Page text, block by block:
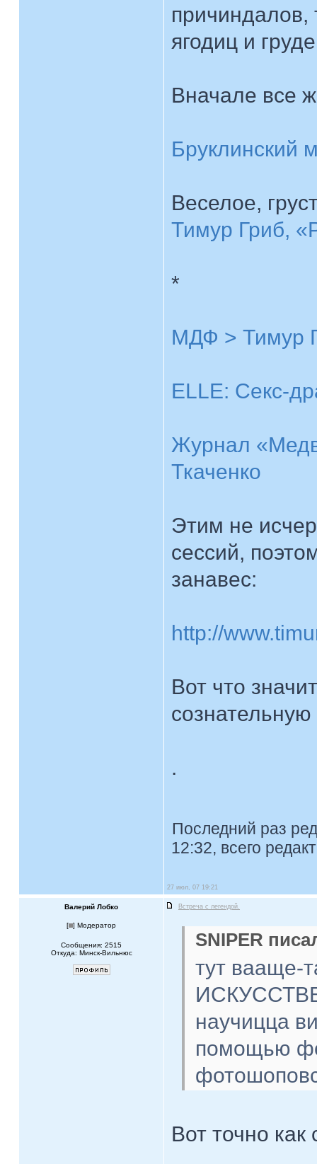
причиндалов,
ягодиц и
Вначале все
Бруклинский
Веселое,
Тимур Гриб,
*
МДФ > Тимур
ELLE: Секс-
Журнал
Ткаченко
Этим не
сессий,
занавес:
http://
Вот что
.
Последний раз
12:32, всего
27 июл, 07 19:21
Валерий Лобко Встреча с легендой.
[ ] Модератор
Сообщения: 2515
Откуда: Минск-Вильнюс
SNIPER
тут вааще-
научицца
помощью
Вот точно как